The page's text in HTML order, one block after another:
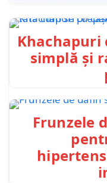
Khachapuri
simplă și
Frunzele